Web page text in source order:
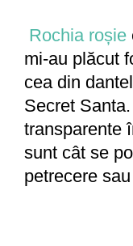
Rochia roșie
mi-au plăcut
cea din
Secret
transparente
sunt cât se
petrecere